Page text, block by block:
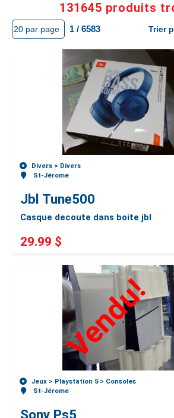
131645 produits
1 / 6583 Trier
Divers > Divers
St-Jérome
Jbl Tune500
Casque decoute dans boite jbl
29.99 $
Vendu!
Jeux > Playstation 5 > Consoles
St-Jérome
Sony Ps5